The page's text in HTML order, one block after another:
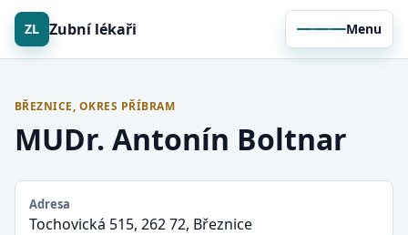
ZL Zubní lékaři Menu
BŘEZNICE, OKRES PŘÍBRAM
MUDr. Antonín Boltnar
Adresa
Tochovická 515, 262 72, Březnice